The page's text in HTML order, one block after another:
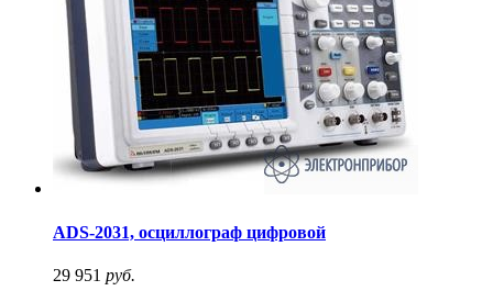
ADS-2031, осциллограф цифровой
29 951 руб.